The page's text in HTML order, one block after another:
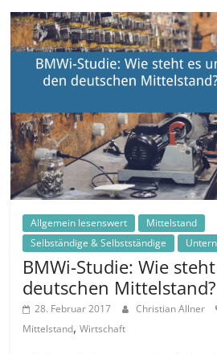
Allgemein lesenswert
Mittelstand
Selbständige & Selbstständige
BMWi-Studie: Wie
deutschen Mittelstand?
28. Februar 2017 Christian Allner
Mittelstand,Wirtschaft